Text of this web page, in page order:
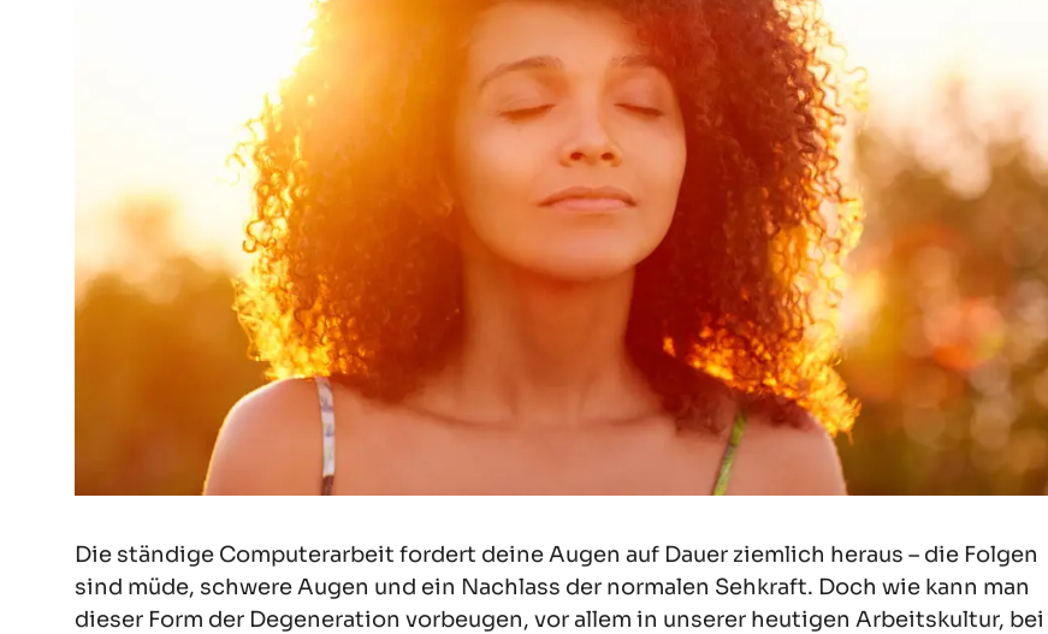
Die ständige Computerarbeit fordert deine Augen auf Dauer ziemlich heraus – die Folgen
sind müde, schwere Augen und ein Nachlass der normalen Sehkraft. Doch wie kann man
dieser Form der Degeneration vorbeugen, vor allem in unserer heutigen Arbeitskultur, bei